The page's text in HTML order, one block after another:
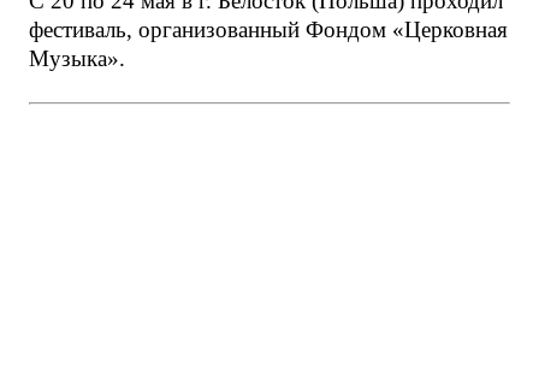
фестиваль, организованный Фондом «Церковная
Музыка».